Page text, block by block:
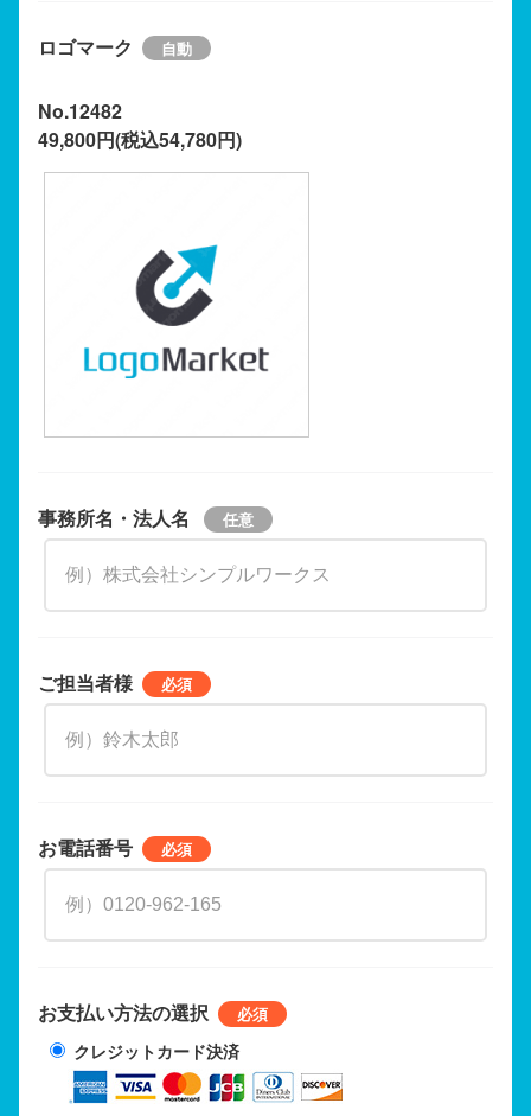
ロゴマーク
No.12482
49,800円(税込54,780円)
事務所名・法人名
ご担当者様
お電話番号
お支払い方法の選択
クレジットカード決済